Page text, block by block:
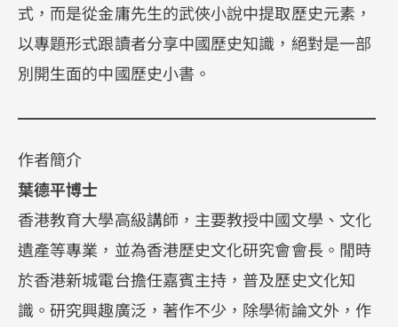
式，而是從金庸先生的武俠小說中提取歷史元素，
以專題形式跟讀者分享中國歷史知識，絕對是一部
別開生面的中國歷史小書。
作者簡介
葉德平博士
香港教育大學高級講師，主要教授中國文學、文化
遺產等專業，並為香港歷史文化研究會會長。閒時
於香港新城電台擔任嘉賓主持，普及歷史文化知
識。研究興趣廣泛，著作不少，除學術論文外，作